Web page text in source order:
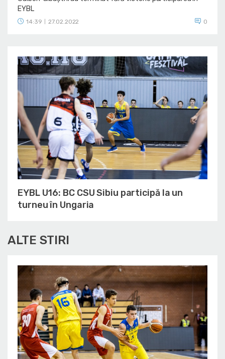
EYBL
14:39 27.02.2022 0
EYBL U16: BC CSU Sibiu participă la un
turneu în Ungaria
ALTE STIRI